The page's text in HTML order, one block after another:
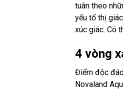
tuân theo
yếu tố thị
xúc giác. Có
4 vòng
Điểm độc
Novaland